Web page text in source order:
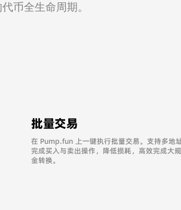
币全生命周期。
批量交易
在 Pump.fun 上一键执行批量交易。支持多地
完成买入与卖出操作，降低损耗，高效完成大
金转换。